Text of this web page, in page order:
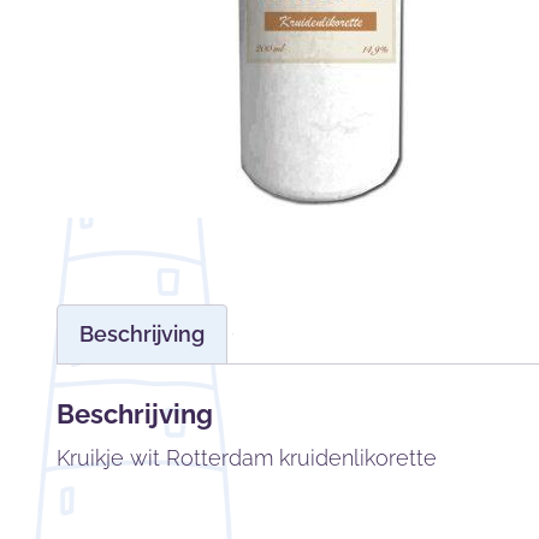
Beschrijving
Beschrijving
Kruikje wit Rotterdam kruidenlikorette